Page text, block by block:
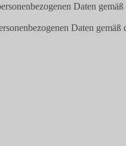
Daten
Daten